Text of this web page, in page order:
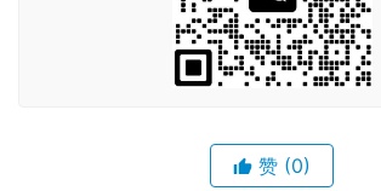
赞 (0)